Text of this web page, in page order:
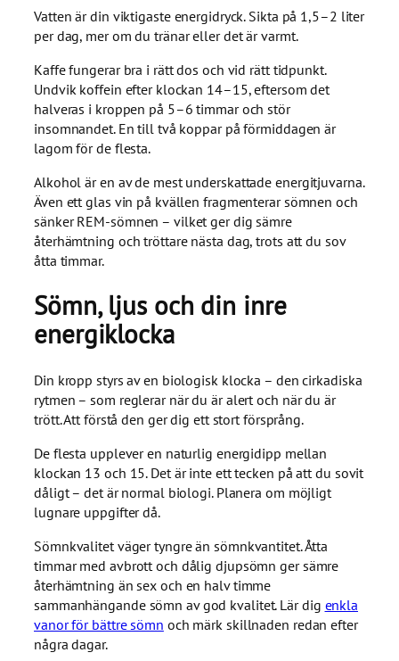
Vatten är din viktigaste energidryck. Sikta på 1,5–2 liter
per dag, mer om du tränar eller det är varmt.
Kaffe fungerar bra i rätt dos och vid rätt tidpunkt.
Undvik koffein efter klockan 14–15, eftersom det
halveras i kroppen på 5–6 timmar och stör
insomnandet. En till två koppar på förmiddagen är
lagom för de flesta.
Alkohol är en av de mest underskattade energitjuvarna.
Även ett glas vin på kvällen fragmenterar sömnen och
sänker REM-sömnen – vilket ger dig sämre
återhämtning och tröttare nästa dag, trots att du sov
åtta timmar.
Sömn, ljus och din inre
energiklocka
Din kropp styrs av en biologisk klocka – den cirkadiska
rytmen – som reglerar när du är alert och när du är
trött. Att förstå den ger dig ett stort försprång.
De flesta upplever en naturlig energidipp mellan
klockan 13 och 15. Det är inte ett tecken på att du sovit
dåligt – det är normal biologi. Planera om möjligt
lugnare uppgifter då.
Sömnkvalitet väger tyngre än sömnkvantitet. Åtta
timmar med avbrott och dålig djupsömn ger sämre
återhämtning än sex och en halv timme
sammanhängande sömn av god kvalitet. Lär dig enkla
vanor för bättre sömn och märk skillnaden redan efter
några dagar.